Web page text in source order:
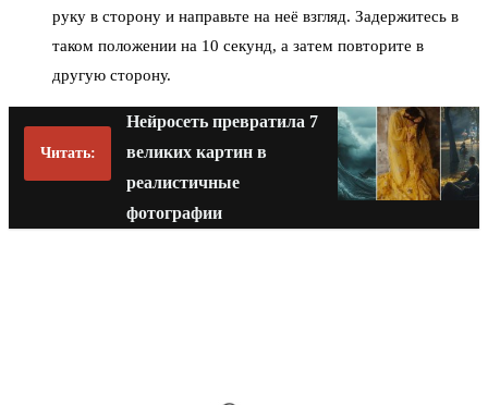
руку в сторону и направьте на неё взгляд. Задержитесь в
таком положении на 10 секунд, а затем повторите в
другую сторону.
Читать:
Нейросеть превратила 7
великих картин в
реалистичные
фотографии